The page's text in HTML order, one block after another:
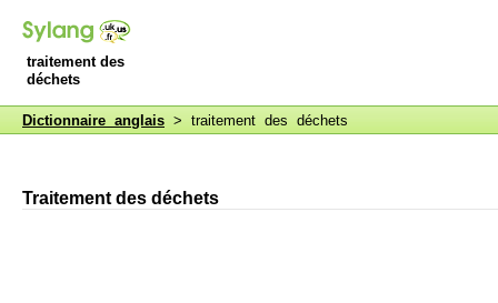
traitement des
déchets
Dictionnaire anglais > traitement des déchets
Traitement des déchets